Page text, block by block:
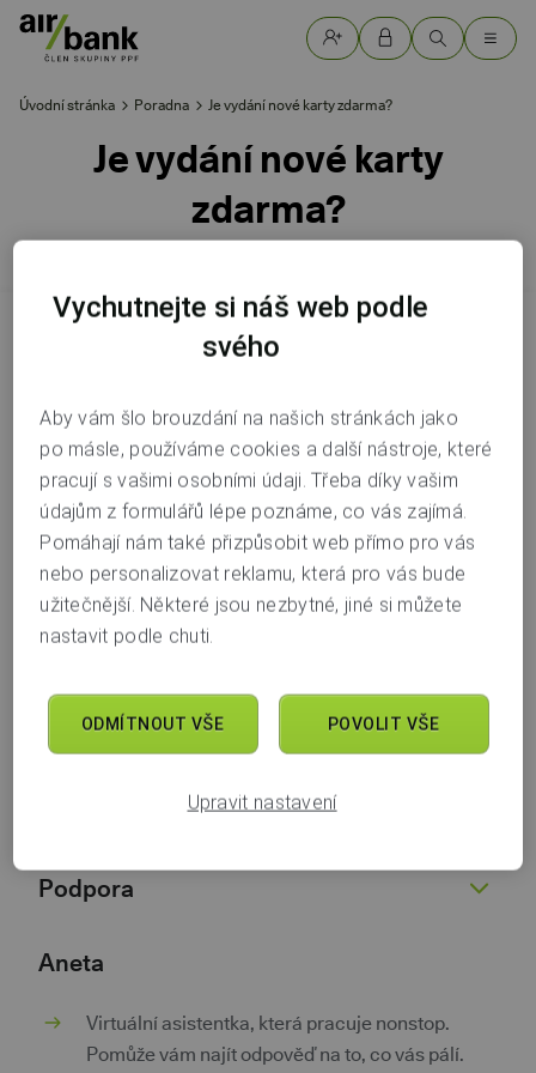
Je vydání nové karty
zdarma?
Je vydání nové karty zdarma?
Poradna
Úvodní stránka
Ano, vydání nové karty s novým designem je zdarma.
Poradna
Další témata
O Air Bank
Pro novináře
Dokumenty
Kontakty
Běžný účet
Půjčky
Hypotéky
Investice a spoření
Podpora
Nenaleťte podvodníkům
Poradna
Pokračovat v žádosti
Aneta
Virtuální asistentka, která pracuje nonstop.
Pomůže vám najít odpověď na to, co vás pálí.
Vychutnejte si náš web podle
svého
Aby vám šlo brouzdání na našich stránkách jako
po másle, používáme cookies a další nástroje, které
pracují s vašimi osobními údaji. Třeba díky vašim
údajům z formulářů lépe poznáme, co vás zajímá.
Pomáhají nám také přizpůsobit web přímo pro vás
nebo personalizovat reklamu, která pro vás bude
užitečnější. Některé jsou nezbytné, jiné si můžete
nastavit podle chuti.
ODMÍTNOUT VŠE POVOLIT VŠE
Upravit nastavení